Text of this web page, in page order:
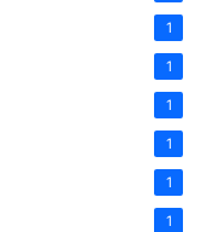
1
1
1
1
1
1